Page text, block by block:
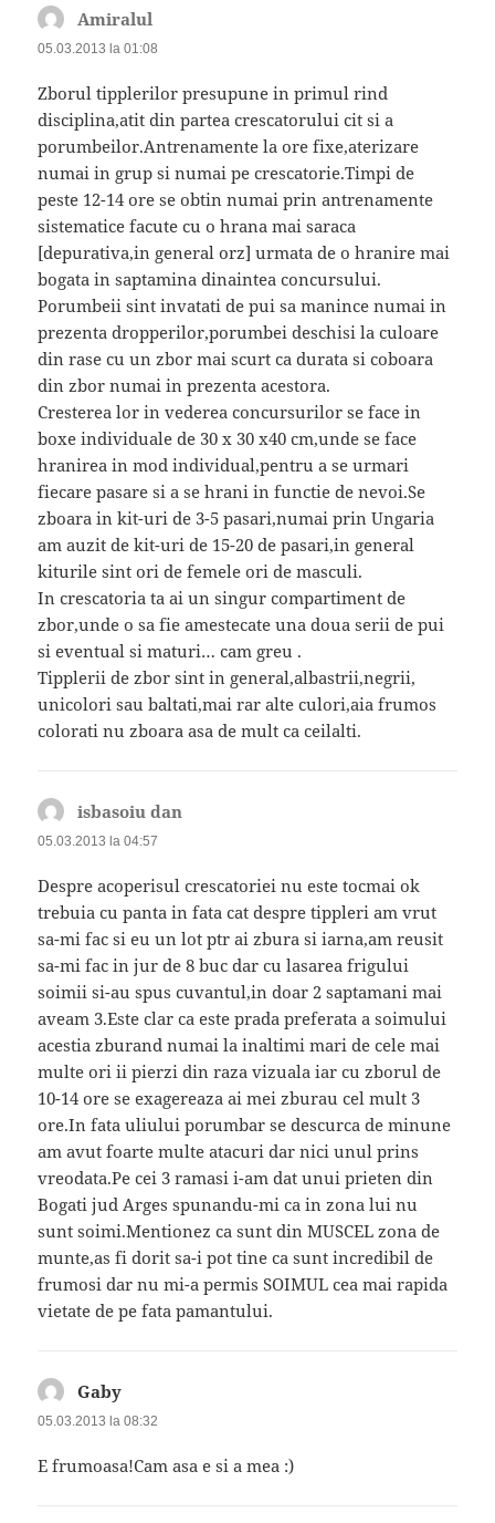
Amiralul
05.03.2013 la 01:08
Zborul tipplerilor presupune in primul rind
disciplina,atit din partea crescatorului cit si a
porumbeilor.Antrenamente la ore fixe,aterizare
numai in grup si numai pe crescatorie.Timpi de
peste 12-14 ore se obtin numai prin antrenamente
sistematice facute cu o hrana mai saraca
[depurativa,in general orz] urmata de o hranire mai
bogata in saptamina dinaintea concursului.
Porumbeii sint invatati de pui sa manince numai in
prezenta dropperilor,porumbei deschisi la culoare
din rase cu un zbor mai scurt ca durata si coboara
din zbor numai in prezenta acestora.
Cresterea lor in vederea concursurilor se face in
boxe individuale de 30 x 30 x40 cm,unde se face
hranirea in mod individual,pentru a se urmari
fiecare pasare si a se hrani in functie de nevoi.Se
zboara in kit-uri de 3-5 pasari,numai prin Ungaria
am auzit de kit-uri de 15-20 de pasari,in general
kiturile sint ori de femele ori de masculi.
In crescatoria ta ai un singur compartiment de
zbor,unde o sa fie amestecate una doua serii de pui
si eventual si maturi… cam greu .
Tipplerii de zbor sint in general,albastrii,negrii,
unicolori sau baltati,mai rar alte culori,aia frumos
colorati nu zboara asa de mult ca ceilalti.
isbasoiu dan
05.03.2013 la 04:57
Despre acoperisul crescatoriei nu este tocmai ok
trebuia cu panta in fata cat despre tippleri am vrut
sa-mi fac si eu un lot ptr ai zbura si iarna,am reusit
sa-mi fac in jur de 8 buc dar cu lasarea frigului
soimii si-au spus cuvantul,in doar 2 saptamani mai
aveam 3.Este clar ca este prada preferata a soimului
acestia zburand numai la inaltimi mari de cele mai
multe ori ii pierzi din raza vizuala iar cu zborul de
10-14 ore se exagereaza ai mei zburau cel mult 3
ore.In fata uliului porumbar se descurca de minune
am avut foarte multe atacuri dar nici unul prins
vreodata.Pe cei 3 ramasi i-am dat unui prieten din
Bogati jud Arges spunandu-mi ca in zona lui nu
sunt soimi.Mentionez ca sunt din MUSCEL zona de
munte,as fi dorit sa-i pot tine ca sunt incredibil de
frumosi dar nu mi-a permis SOIMUL cea mai rapida
vietate de pe fata pamantului.
Gaby
05.03.2013 la 08:32
E frumoasa!Cam asa e si a mea :)